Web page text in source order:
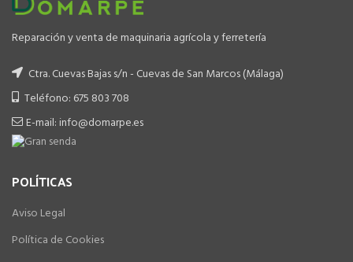
Reparación y venta de maquinaria agrícola y ferretería
Ctra. Cuevas Bajas s/n - Cuevas de San Marcos (Málaga)
Teléfono: 675 803 708
E-mail: info@domarpe.es
POLÍTICAS
Aviso Legal
Política de Cookies